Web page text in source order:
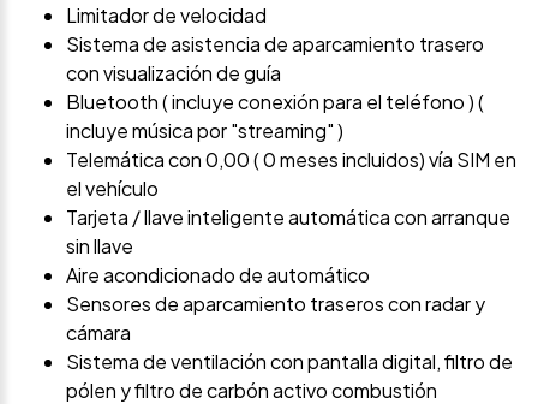
Limitador de velocidad
Sistema de asistencia de aparcamiento trasero
con visualización de guía
Bluetooth ( incluye conexión para el teléfono ) (
incluye música por "streaming" )
Telemática con 0,00 ( 0 meses incluidos) vía SIM en
el vehículo
Tarjeta / llave inteligente automática con arranque
sin llave
Aire acondicionado de automático
Sensores de aparcamiento traseros con radar y
cámara
Sistema de ventilación con pantalla digital, filtro de
pólen y filtro de carbón activo combustión